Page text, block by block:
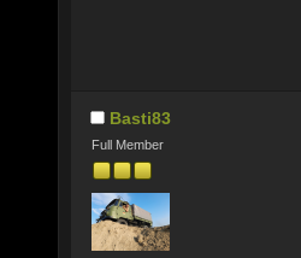
Basti83
Full Member